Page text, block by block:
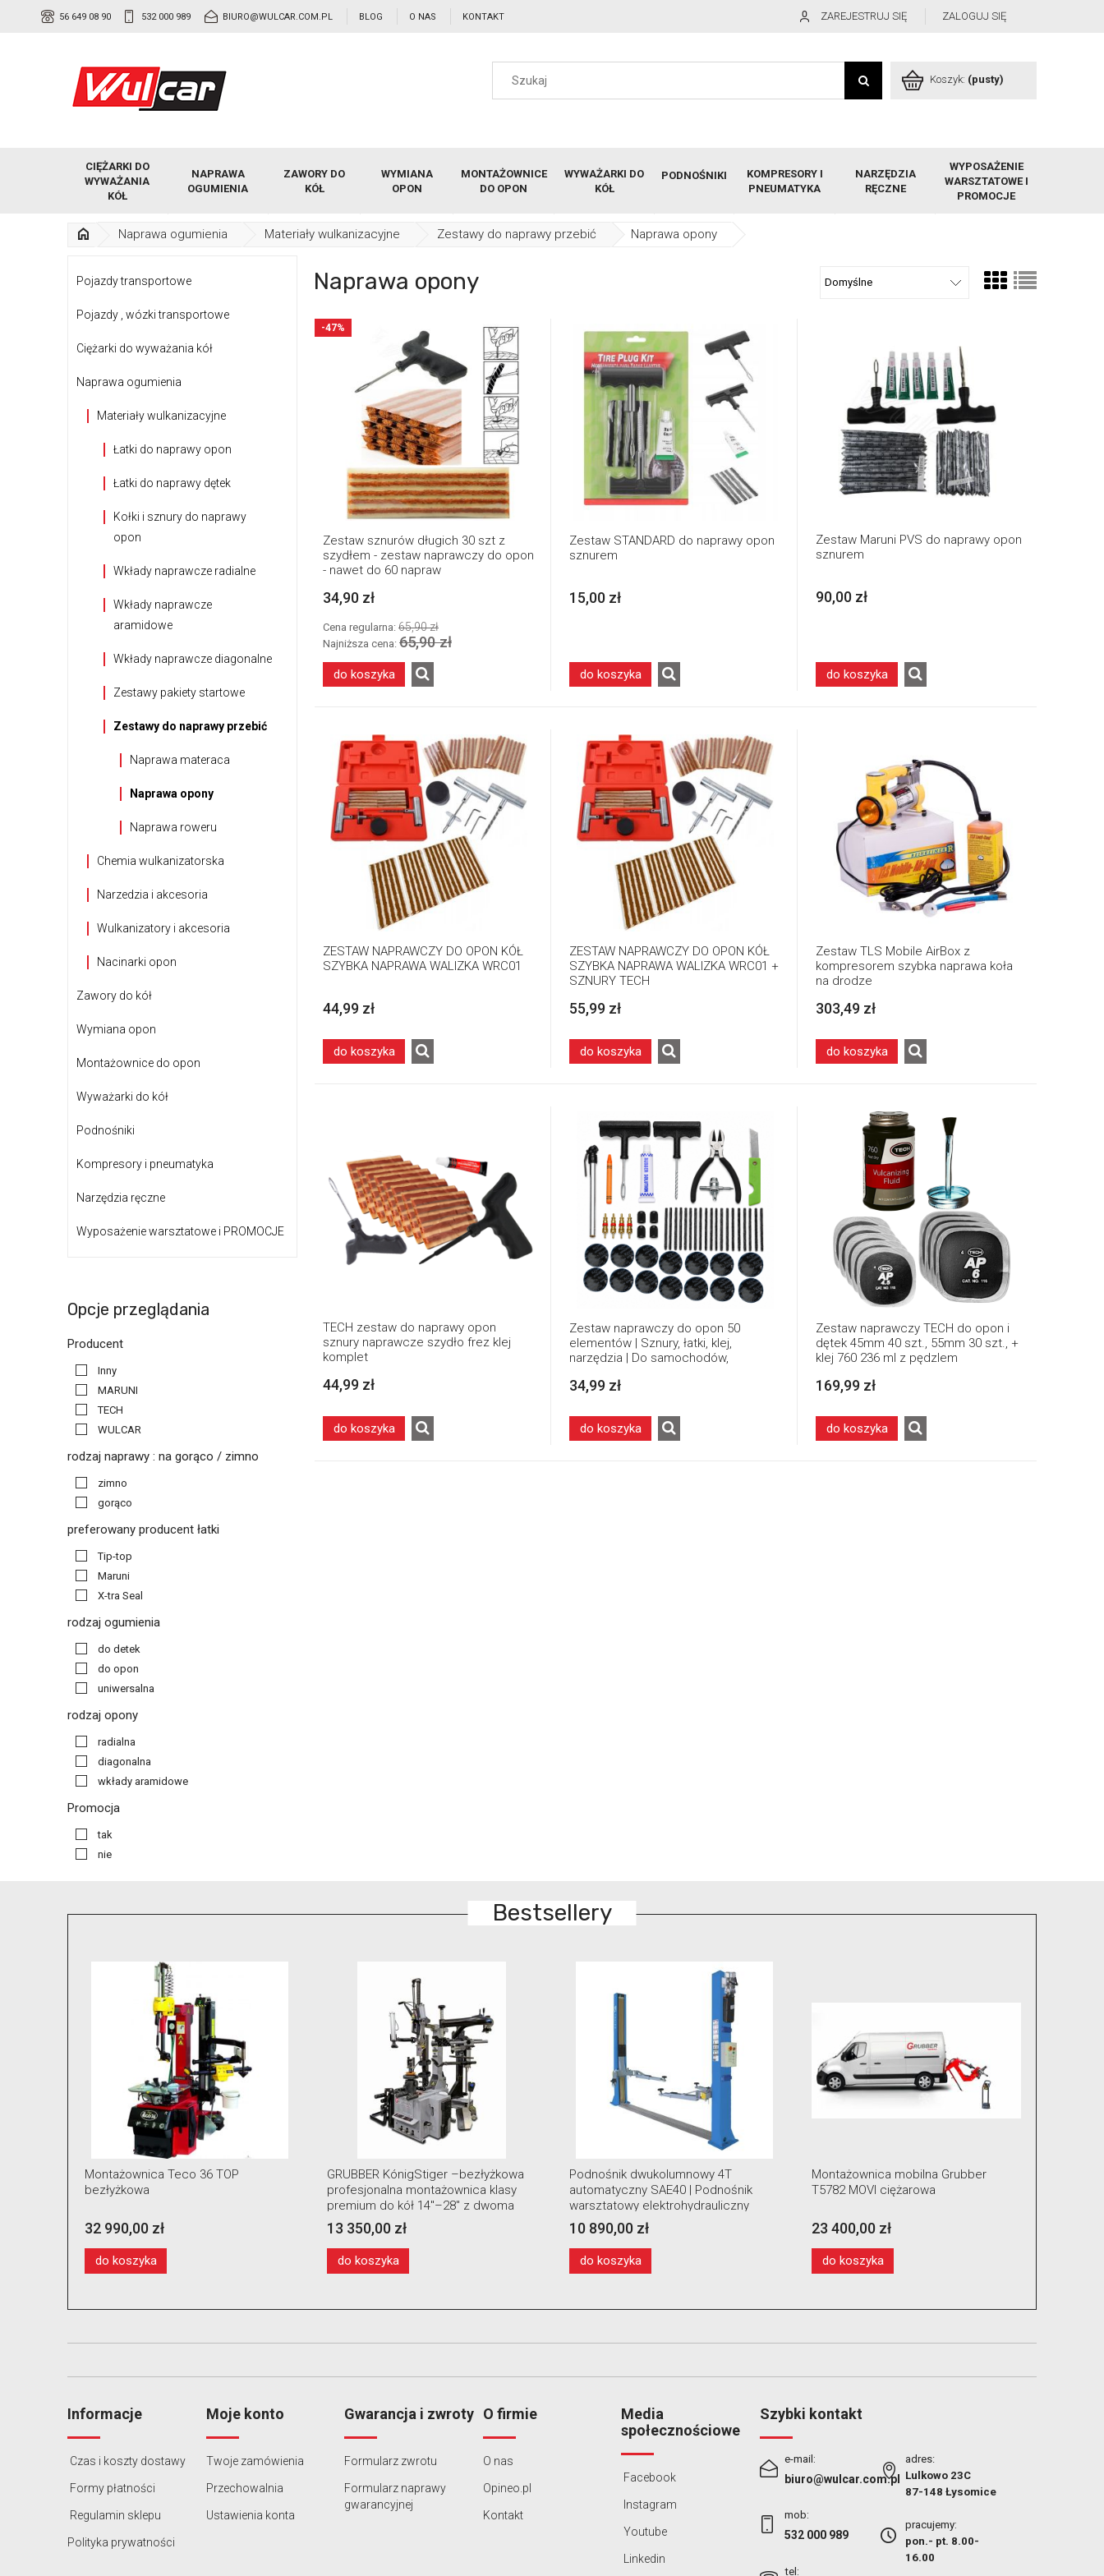
56 649 08 90 532 000 989 BIURO@WULCAR.COM.PL BLOG O NAS KONTAKT ZAREJESTRUJ SIĘ ZALOGUJ SIĘ
Koszyk: (pusty)
CIĘŻARKI DO
WYWAŻANIA
KÓŁ
NAPRAWA
OGUMIENIA
ZAWORY DO
KÓŁ
WYMIANA
OPON
MONTAŻOWNICE
DO OPON
WYWAŻARKI DO
KÓŁ
PODNOŚNIKI
KOMPRESORY I
PNEUMATYKA
NARZĘDZIA
RĘCZNE
WYPOSAŻENIE
WARSZTATOWE I
PROMOCJE
Naprawa ogumienia Materiały wulkanizacyjne Zestawy do naprawy przebić Naprawa opony
Pojazdy transportowe
Pojazdy , wózki transportowe
Ciężarki do wyważania kół
Naprawa ogumienia
Materiały wulkanizacyjne
Łatki do naprawy opon
Łatki do naprawy dętek
Kołki i sznury do naprawy
opon
Wkłady naprawcze radialne
Wkłady naprawcze
aramidowe
Wkłady naprawcze diagonalne
Zestawy pakiety startowe
Zestawy do naprawy przebić
Naprawa materaca
Naprawa opony
Naprawa roweru
Chemia wulkanizatorska
Narzedzia i akcesoria
Wulkanizatory i akcesoria
Nacinarki opon
Zawory do kół
Wymiana opon
Montażownice do opon
Wyważarki do kół
Podnośniki
Kompresory i pneumatyka
Narzędzia ręczne
Wyposażenie warsztatowe i PROMOCJE
Opcje przeglądania
Producent
Inny
MARUNI
TECH
WULCAR
rodzaj naprawy : na gorąco / zimno
zimno
gorąco
preferowany producent łatki
Tip-top
Maruni
X-tra Seal
rodzaj ogumienia
do detek
do opon
uniwersalna
rodzaj opony
radialna
diagonalna
wkłady aramidowe
Promocja
tak
nie
Naprawa opony
Zestaw sznurów długich 30 szt z
szydłem - zestaw naprawczy do opon
- nawet do 60 napraw
34,90 zł
Cena regularna: 65,90 zł
Najniższa cena: 65,90 zł
do koszyka
-47%
Zestaw STANDARD do naprawy opon
sznurem
15,00 zł
do koszyka
Zestaw Maruni PVS do naprawy opon
sznurem
90,00 zł
do koszyka
ZESTAW NAPRAWCZY DO OPON KÓŁ
SZYBKA NAPRAWA WALIZKA WRC01
44,99 zł
do koszyka
ZESTAW NAPRAWCZY DO OPON KÓŁ
SZYBKA NAPRAWA WALIZKA WRC01 +
SZNURY TECH
55,99 zł
do koszyka
Zestaw TLS Mobile AirBox z
kompresorem szybka naprawa koła
na drodze
303,49 zł
do koszyka
TECH zestaw do naprawy opon
sznury naprawcze szydło frez klej
komplet
44,99 zł
do koszyka
Zestaw naprawczy do opon 50
elementów | Sznury, łatki, klej,
narzędzia | Do samochodów,
34,99 zł
do koszyka
Zestaw naprawczy TECH do opon i
dętek 45mm 40 szt., 55mm 30 szt., +
klej 760 236 ml z pędzlem
169,99 zł
do koszyka
Bestsellery
GRUBBER KónigStiger –bezłyżkowa
profesjonalna montażownica klasy
ramionami pomocniczymi i windą
koła
13 350,00 zł
do koszyka
Podnośnik dwukolumnowy 4T
automatyczny SAE40 | Podnośnik
warsztatowy elektrohydrauliczny
10 890,00 zł
do koszyka
Montażownica mobilna Grubber
T5782 MOVI ciężarowa
23 400,00 zł
do koszyka
Pakiet startowy wulkanizacyjny MAX +
zawory, ciężarki, narzędzia
2 499,00 zł
do koszyka
Informacje
Czas i koszty dostawy
Formy płatności
Regulamin sklepu
Polityka prywatności
Moje konto
Twoje zamówienia
Przechowalnia
Ustawienia konta
Gwarancja i zwroty
Formularz zwrotu
Formularz naprawy
gwarancyjnej
O firmie
O nas
Opineo.pl
Kontakt
Media
społecznościowe
Facebook
Instagram
Youtube
Linkedin
Szybki kontakt
e-mail:
biuro@wulcar.com.pl
mob:
532 000 989
tel:
adres:
Lulkowo 23C
87-148 Łysomice
pracujemy:
pon.- pt. 8.00-
16.00